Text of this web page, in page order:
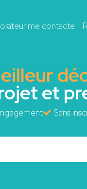
me contacte
et
Sans